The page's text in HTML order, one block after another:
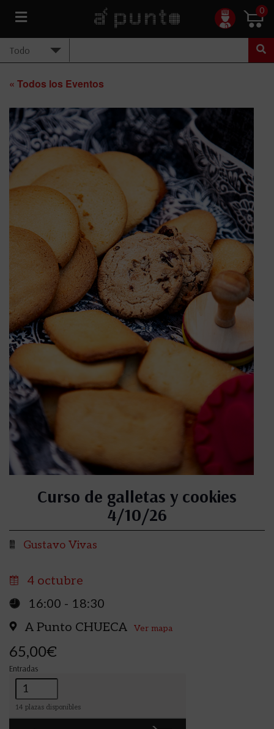
0
« Todos los Eventos
Curso de galletas y cookies
4/10/26
Gustavo Vivas
4 octubre
16:00 - 18:30
A Punto CHUECA
Ver mapa
65,00€
Entradas
Cantidad
14 plazas disponibles